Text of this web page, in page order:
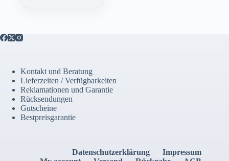
der
Produktseite
gewählt
werden
Kontakt und Beratung
Lieferzeiten / Verfügbarkeiten
Reklamationen und Garantie
Rücksendungen
Gutscheine
Bestpreisgarantie
Datenschutzerklärung
Impressum